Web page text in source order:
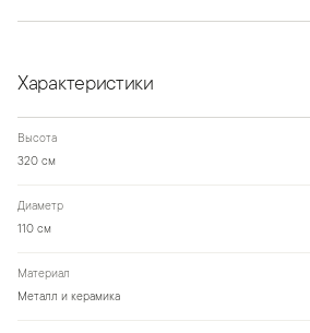
Характеристики
Высота
320 см
Диаметр
110 см
Материал
Металл и керамика